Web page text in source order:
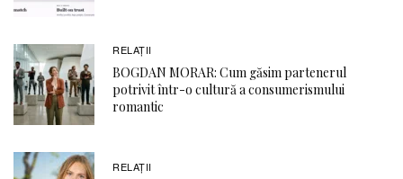
RELAŢII
BOGDAN MORAR: Cum găsim partenerul
potrivit într-o cultură a consumerismului
romantic
RELAŢII